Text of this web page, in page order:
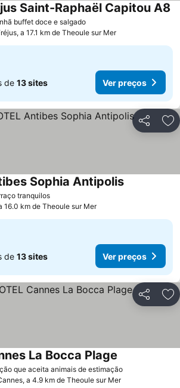
buffet doce e salgado
Saint-Raphaël Capitou A8
a 17.1 km de Theoule sur Mer
de 13 sites Ver preços
Partilhar
tranquilos
Sophia Antipolis
16.0 km de Theoule sur Mer
de 13 sites Ver preços
Partilhar
que aceita animais de estimação
La Bocca Plage
a 4.9 km de Theoule sur Mer